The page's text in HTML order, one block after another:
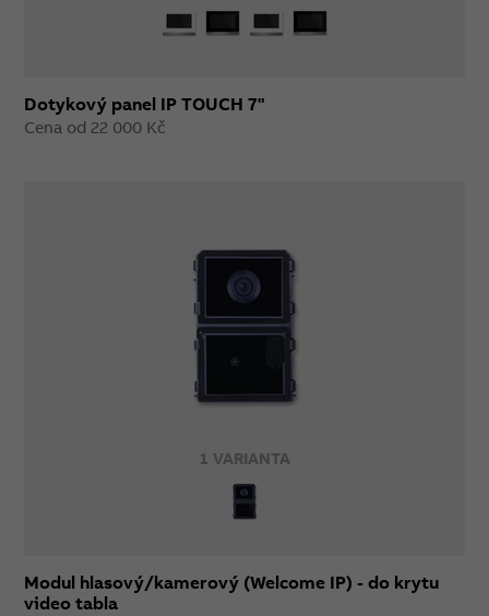
Dotykový panel IP TOUCH 7"
Cena od 22 000 Kč
1 VARIANTA
Modul hlasový/kamerový (Welcome IP) - do krytu
video tabla